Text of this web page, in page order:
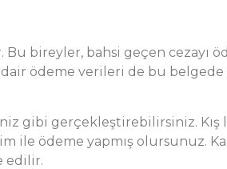
Bu bireyler, bahsi geçen cezayı
ödeme verileri de bu belgede
gibi gerçekleştirebilirsiniz. Kış
ile ödeme yapmış olursunuz.
edilir.